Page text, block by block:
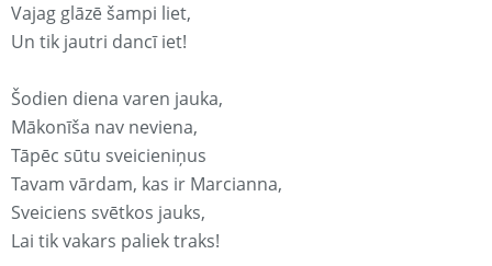
Vajag glāzē šampi liet,
Un tik jautri dancī iet!
Šodien diena varen jauka,
Mākonīša nav neviena,
Tāpēc sūtu sveicieniņus
Tavam vārdam, kas ir Marcianna,
Sveiciens svētkos jauks,
Lai tik vakars paliek traks!